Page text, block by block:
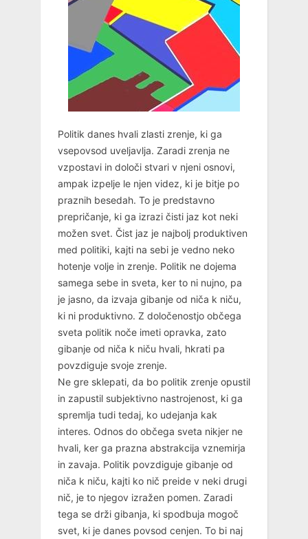
Politik danes hvali zlasti zrenje, ki ga
vsepovsod uveljavlja. Zaradi zrenja ne
vzpostavi in določi stvari v njeni osnovi,
ampak izpelje le njen videz, ki je bitje po
praznih besedah. To je predstavno
prepričanje, ki ga izrazi čisti jaz kot neki
možen svet. Čist jaz je najbolj produktiven
med politiki, kajti na sebi je vedno neko
hotenje volje in zrenje. Politik ne dojema
samega sebe in sveta, ker to ni nujno, pa
je jasno, da izvaja gibanje od niča k niču,
ki ni produktivno. Z določenostjo občega
sveta politik noče imeti opravka, zato
gibanje od niča k niču hvali, hkrati pa
povzdiguje svoje zrenje.
Ne gre sklepati, da bo politik zrenje opustil
in zapustil subjektivno nastrojenost, ki ga
spremlja tudi tedaj, ko udejanja kak
interes. Odnos do občega sveta nikjer ne
hvali, ker ga prazna abstrakcija vznemirja
in zavaja. Politik povzdiguje gibanje od
niča k niču, kajti ko nič preide v neki drugi
nič, je to njegov izražen pomen. Zaradi
tega se drži gibanja, ki spodbuja mogoč
svet, ki je danes povsod cenjen. To bi naj